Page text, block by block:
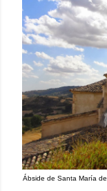
Ábside de Santa María